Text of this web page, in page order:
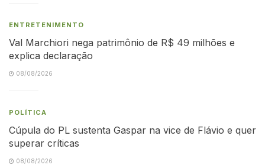
ENTRETENIMENTO
Val Marchiori nega patrimônio de R$ 49 milhões e
explica declaração
08/08/2026
POLÍTICA
Cúpula do PL sustenta Gaspar na vice de Flávio e quer
superar críticas
08/08/2026